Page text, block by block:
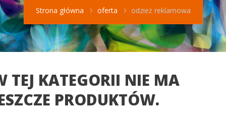
Strona główna oferta odzież reklamowa
TEJ KATEGORII NIE MA
PRODUKTÓW.